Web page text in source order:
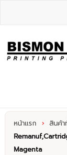
หน้าแรก › สินค้
Magenta